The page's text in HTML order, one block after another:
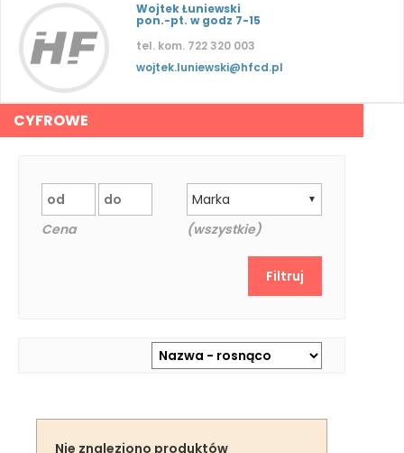
Wojtek Łuniewski
pon.-pt. w godz 7-15
tel. kom. 722 320 003
wojtek.luniewski@hfcd.pl
CYFROWE
Cena
▼
Marka
(wszystkie)
Nie znaleziono produktów